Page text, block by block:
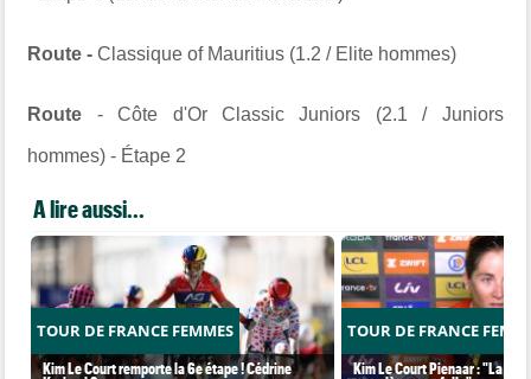
Route -Classique of Mauritius (1.2 / Elite hommes)
Route - Côte d'Or Classic Juniors (2.1 / Juniors
hommes) - Étape 2
A lire aussi...
TOUR DE FRANCE FEMMES
Kim Le Court remporte la 6e étape ! Cédrine
TOUR DE FRANCE
Kim Le Court Pienaar : "La